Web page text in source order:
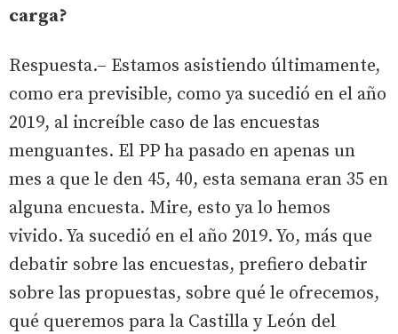
carga?
Respuesta.– Estamos asistiendo últimamente,
como era previsible, como ya sucedió en el año
2019, al increíble caso de las encuestas
menguantes. El PP ha pasado en apenas un
mes a que le den 45, 40, esta semana eran 35 en
alguna encuesta. Mire, esto ya lo hemos
vivido. Ya sucedió en el año 2019. Yo, más que
debatir sobre las encuestas, prefiero debatir
sobre las propuestas, sobre qué le ofrecemos,
qué queremos para la Castilla y León del